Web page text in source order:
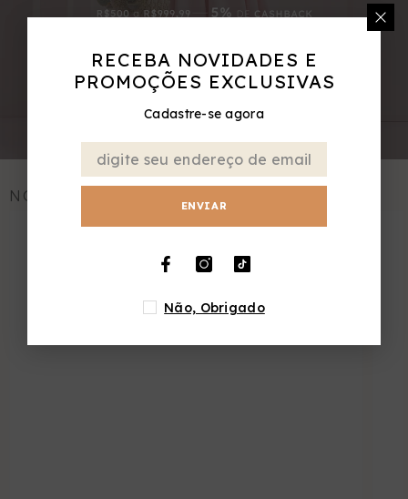
NOVOS ITENS
RECEBA NOVIDADES E
PROMOÇÕES EXCLUSIVAS
Cadastre-se agora
ENVIAR
Não, Obrigado